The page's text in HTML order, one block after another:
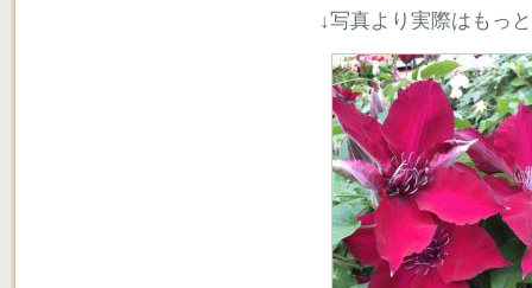
↓写真より実際はもっ